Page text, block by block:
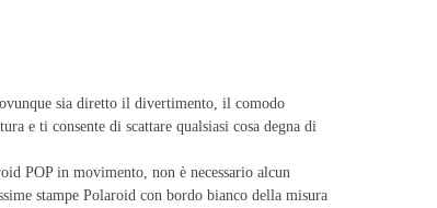
sia diretto il divertimento, il comodo
e ti consente di scattare qualsiasi cosa degna di
POP in movimento, non è necessario alcun
stampe Polaroid con bordo bianco della misura